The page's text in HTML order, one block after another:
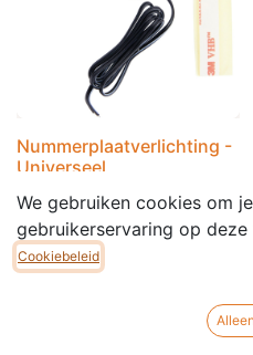
Nummerplaatverlichting -
Universeel
€15,00
We gebruiken cookies om
gebruikerservaring op
Cookiebeleid